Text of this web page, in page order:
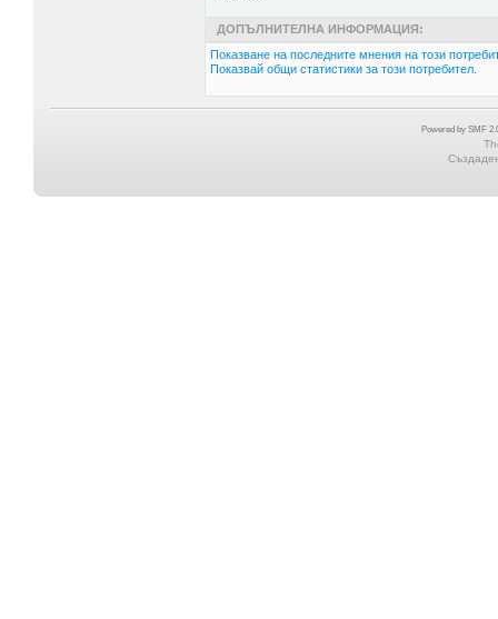
ДОПЪЛНИТЕЛНА ИНФОРМАЦИЯ:
Показване на последните мнения на този
Показвай общи статистики за този потребител.
Powered by SMF